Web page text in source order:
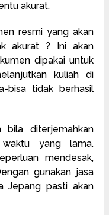
akurat.
resmi yang akan
akurat ? Ini akan
dipakai untuk
kuliah di
bisa tidak berhasil
bila diterjemahkan
yang lama.
mendesak,
gunakan jasa
Jepang pasti akan